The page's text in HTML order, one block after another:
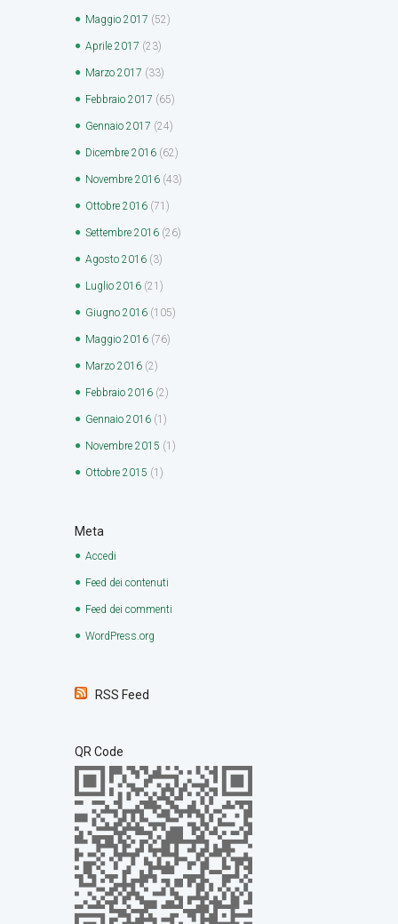
Maggio 2017 (52)
Aprile 2017 (23)
Marzo 2017 (33)
Febbraio 2017 (65)
Gennaio 2017 (24)
Dicembre 2016 (62)
Novembre 2016 (43)
Ottobre 2016 (71)
Settembre 2016 (26)
Agosto 2016 (3)
Luglio 2016 (21)
Giugno 2016 (105)
Maggio 2016 (76)
Marzo 2016 (2)
Febbraio 2016 (2)
Gennaio 2016 (1)
Novembre 2015 (1)
Ottobre 2015 (1)
Meta
Accedi
Feed dei contenuti
Feed dei commenti
WordPress.org
RSS Feed
QR Code